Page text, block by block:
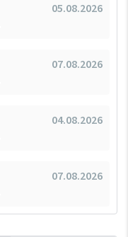
05.08.2026
07.08.2026
04.08.2026
07.08.2026